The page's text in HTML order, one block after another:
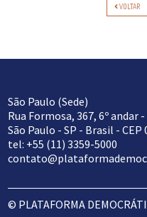
VOLTAR
São Paulo (Sede)
Rua Formosa, 367, 6º andar
São Paulo - SP - Brasil - CEP
tel: +55 (11) 3359-5000
© PLATAFORMA